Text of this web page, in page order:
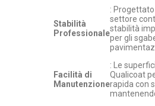
Stabilità
Professionale
:
settore
stabilità
per gli
Facilità di
Manutenzione
: Le
Qualicoat
rapida con